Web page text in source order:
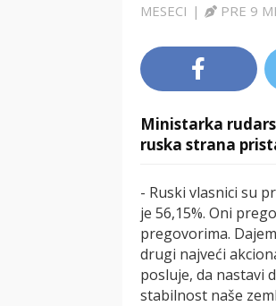
MESECI | PRE 9
Ministarka
ruska strana
- Ruski vlasnici su
je 56,15%. Oni
pregovorima.
drugi najveći
posluje, da nastavi
stabilnost naše